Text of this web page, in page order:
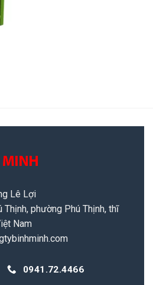
Lê Lợi
Thịnh, phường Phú Thịnh, thĩ
Nam
0941.72.4466